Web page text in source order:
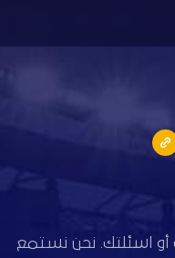
أو اسئلتك. نحن نستمع